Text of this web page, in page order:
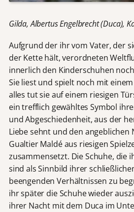
Gilda, Albertus Engelbrecht (Duca),
Aufgrund der ihr vom Vater, der
der Kette hält, verordneten
innerlich den Kinderschuhen
Sie liest und spielt noch mit
alles tut sie auf einem riesigen
ein trefflich gewähltes Symbol
und Abgeschiedenheit, aus der
Liebe sehnt und den angeblichen
Gualtier Maldé aus riesigen
zusammensetzt. Die Schuhe, die
sind als Sinnbild ihrer
beengenden Verhältnissen zu
ihr später die Schuhe wieder
ihrer Nacht mit dem Duca im